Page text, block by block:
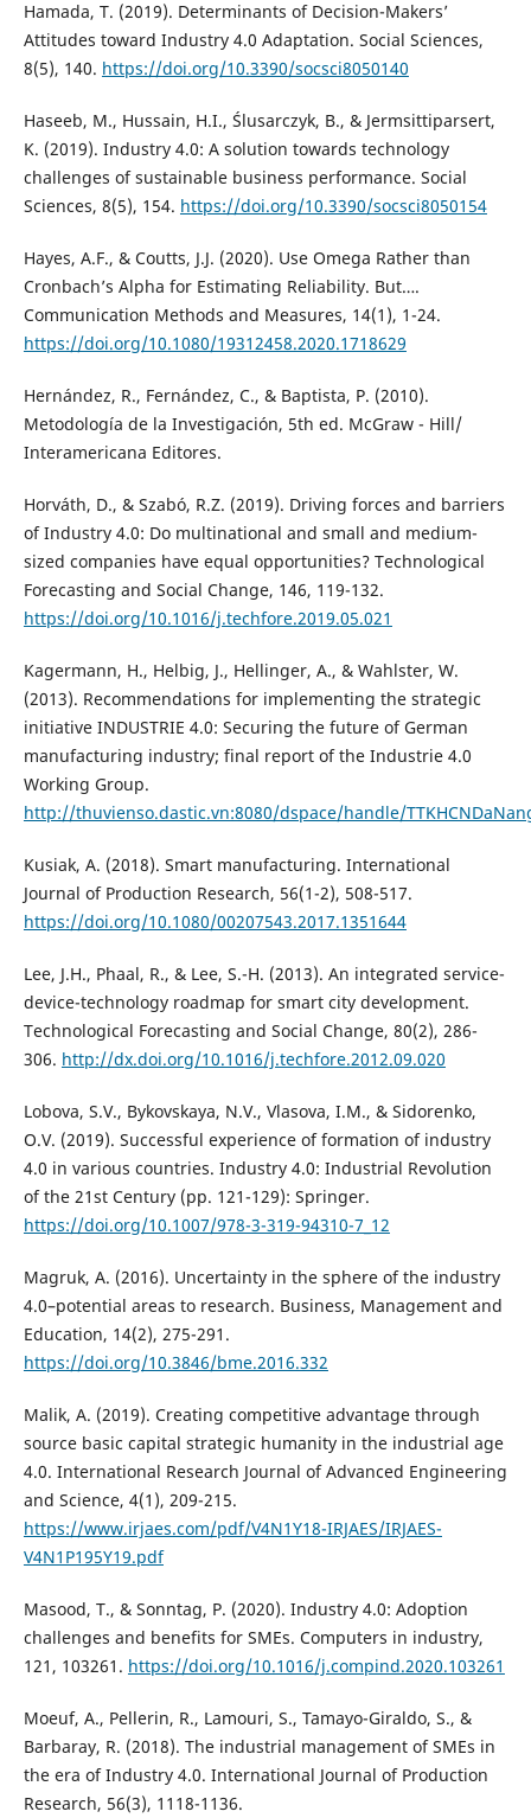
Hamada, T. (2019). Determinants of Decision-Makers’
Attitudes toward Industry 4.0 Adaptation. Social Sciences,
8(5), 140. https://doi.org/10.3390/socsci8050140
Haseeb, M., Hussain, H.I., Ślusarczyk, B., & Jermsittiparsert,
K. (2019). Industry 4.0: A solution towards technology
challenges of sustainable business performance. Social
Sciences, 8(5), 154. https://doi.org/10.3390/socsci8050154
Hayes, A.F., & Coutts, J.J. (2020). Use Omega Rather than
Cronbach’s Alpha for Estimating Reliability. But….
Communication Methods and Measures, 14(1), 1-24.
https://doi.org/10.1080/19312458.2020.1718629
Hernández, R., Fernández, C., & Baptista, P. (2010).
Metodología de la Investigación, 5th ed. McGraw - Hill/
Interamericana Editores.
Horváth, D., & Szabó, R.Z. (2019). Driving forces and barriers
of Industry 4.0: Do multinational and small and medium-
sized companies have equal opportunities? Technological
Forecasting and Social Change, 146, 119-132.
https://doi.org/10.1016/j.techfore.2019.05.021
Kagermann, H., Helbig, J., Hellinger, A., & Wahlster, W.
(2013). Recommendations for implementing the strategic
initiative INDUSTRIE 4.0: Securing the future of German
manufacturing industry; final report of the Industrie 4.0
Working Group.
http://thuvienso.dastic.vn:8080/dspace/handle/
Kusiak, A. (2018). Smart manufacturing. International
Journal of Production Research, 56(1-2), 508-517.
https://doi.org/10.1080/00207543.2017.1351644
Lee, J.H., Phaal, R., & Lee, S.-H. (2013). An integrated service-
device-technology roadmap for smart city development.
Technological Forecasting and Social Change, 80(2), 286-
306. http://dx.doi.org/10.1016/j.techfore.2012.09.020
Lobova, S.V., Bykovskaya, N.V., Vlasova, I.M., & Sidorenko,
O.V. (2019). Successful experience of formation of industry
4.0 in various countries. Industry 4.0: Industrial Revolution
of the 21st Century (pp. 121-129): Springer.
https://doi.org/10.1007/978-3-319-94310-7_12
Magruk, A. (2016). Uncertainty in the sphere of the industry
4.0–potential areas to research. Business, Management and
Education, 14(2), 275-291.
https://doi.org/10.3846/bme.2016.332
Malik, A. (2019). Creating competitive advantage through
source basic capital strategic humanity in the industrial age
4.0. International Research Journal of Advanced Engineering
and Science, 4(1), 209-215.
https://www.irjaes.com/pdf/V4N1Y18-IRJAES/IRJAES-
V4N1P195Y19.pdf
Masood, T., & Sonntag, P. (2020). Industry 4.0: Adoption
challenges and benefits for SMEs. Computers in industry,
121, 103261. https://doi.org/10.1016/j.compind.2020.103261
Moeuf, A., Pellerin, R., Lamouri, S., Tamayo-Giraldo, S., &
Barbaray, R. (2018). The industrial management of SMEs in
the era of Industry 4.0. International Journal of Production
Research, 56(3), 1118-1136.